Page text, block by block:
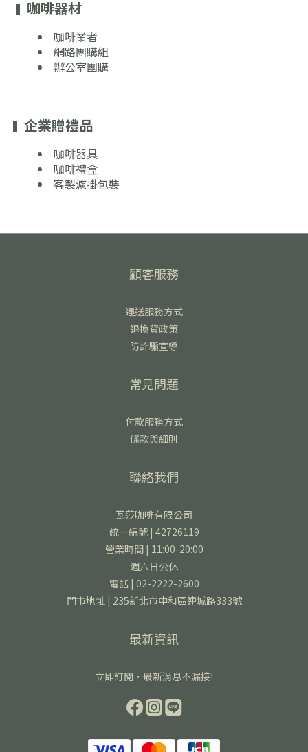
▍ 咖啡器材
咖啡業者
網路團購組
辦公室團購
▍ 企業贈禮品
咖啡器具
咖啡禮盒
客製濾掛包裝
顧客服務
運送服務方式
退換貨政策
防詐騙宣導
常見問題
付款服務方式
條款與細則
聯絡我們
瓦莎咖啡有限公司
統一編號 | 42726119
營業時間 | 11:00-20:00
週六日公休
電話 | 02-2222-2600
門市地址 | 235新北市中和區連城路333號
最新資訊
立即訂閱，最新消息不漏接!